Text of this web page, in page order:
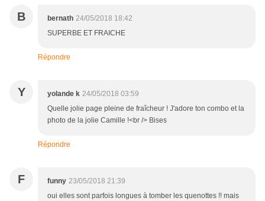
B bernath 24/05/2018 18:42
SUPERBE ET FRAICHE
Répondre
Y yolande k 24/05/2018 03:59
Quelle jolie page pleine de fraîcheur ! J'adore ton combo et la
photo de la jolie Camille !<br /> Bises
Répondre
F funny 23/05/2018 21:39
oui elles sont parfois longues à tomber les quenottes !! mais